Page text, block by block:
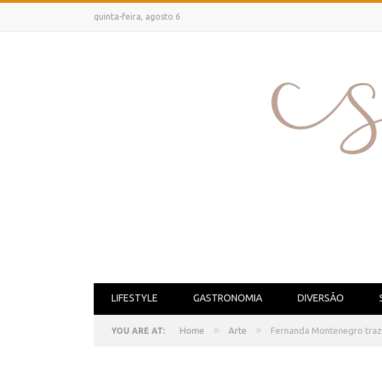
quinta-feira, agosto 6
LIFESTYLE GASTRONOMIA DIVERSÃO
YOU ARE AT: Home » Arte » Fernanda Montenegro traz